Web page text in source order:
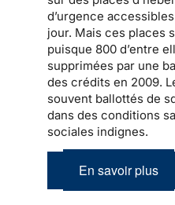
d’urgence
jour. Mais ces places
puisque 800 d’entre
supprimées par une
des crédits en 2009.
souvent ballottés de
dans des conditions
sociales indignes.
En savoir plus